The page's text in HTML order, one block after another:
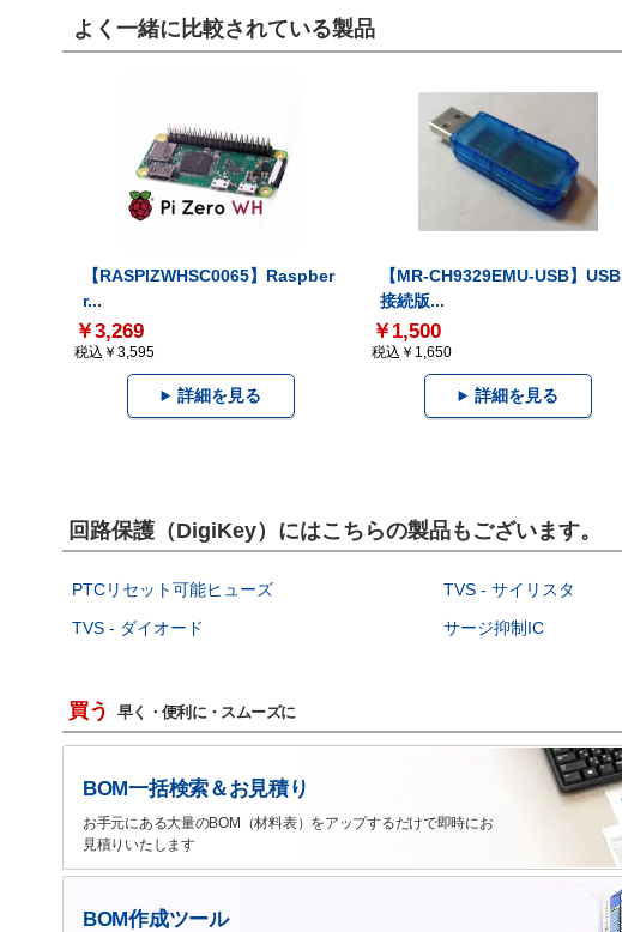
よく一緒に比較されている製品
【RASPIZWHSC0065】Raspber
r...
￥3,269
税込￥3,595
詳細を見る
【MR-CH9329EMU-USB】USB
接続版...
￥1,500
税込￥1,650
詳細を見る
回路保護（DigiKey）にはこちらの製品もございます。
PTCリセット可能ヒューズ TVS - サイリスタ
TVS - ダイオード
サージ抑制IC
買う 早く・便利に・スムーズに
BOM一括検索＆お見積り
お手元にある大量のBOM（材料表）をアップするだけで即時にお
見積りいたします
BOM作成ツール